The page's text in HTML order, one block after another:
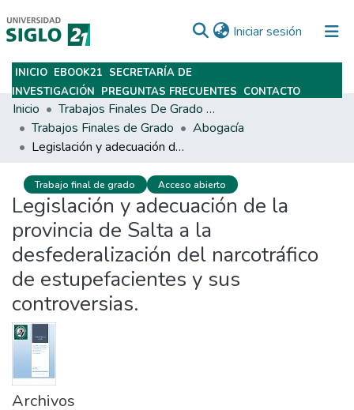
Iniciar sesión (current)
Subir
INICIO EBOOK21 SECRETARÍA DE
INVESTIGACIÓN PREGUNTAS FRECUENTES CONTACTO
Inicio
Trabajos Finales De Grado Y Posgrado
Trabajos Finales de Grado
Abogacía
Legislación y adecuación de la provincia de Salta a la desfederalización del narcotráfico de estupefacientes y sus controversias.
Trabajo final de grado Acceso abierto
Legislación y adecuación de la
provincia de Salta a la
desfederalización del narcotráfico
de estupefacientes y sus
controversias.
Archivos